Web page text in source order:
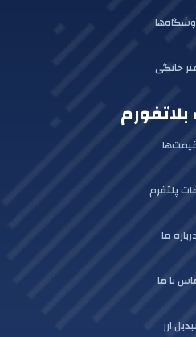
خانگی
پلتفرم
ما
با ما
ارز